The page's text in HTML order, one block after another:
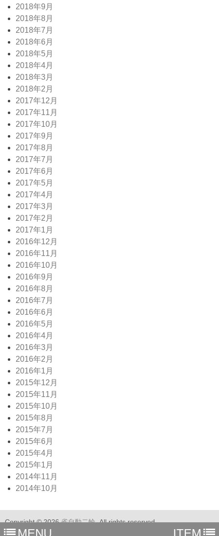
2018年9月
2018年8月
2018年7月
2018年6月
2018年5月
2018年4月
2018年3月
2018年2月
2017年12月
2017年11月
2017年10月
2017年9月
2017年8月
2017年7月
2017年6月
2017年5月
2017年4月
2017年3月
2017年2月
2017年1月
2016年12月
2016年11月
2016年10月
2016年9月
2016年8月
2016年7月
2016年6月
2016年5月
2016年4月
2016年3月
2016年2月
2016年1月
2015年12月
2015年11月
2015年10月
2015年8月
2015年7月
2015年6月
2015年4月
2015年1月
2014年11月
2014年10月
Copyright © 2026雀自動二輪, All rights reserved.
| Theme byriffles